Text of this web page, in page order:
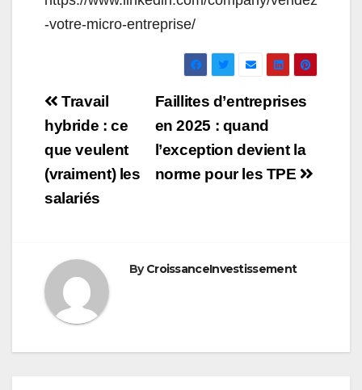
-votre-micro-entreprise/
Navigation
de
l’article
Faillites d’entreprises
en 2025 : quand
l’exception devient la
norme pour les TPE
Travail
hybride : ce
que veulent
(vraiment) les
salariés
ByCroissanceInvestissement